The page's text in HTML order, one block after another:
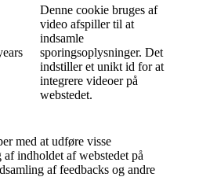
Denne cookie bruges af
video afspiller til at
indsamle
sporingsoplysninger. Det
indstiller et unikt id for at
integrere videoer på
webstedet.
med at udføre visse
indholdet af webstedet på
af feedbacks og andre